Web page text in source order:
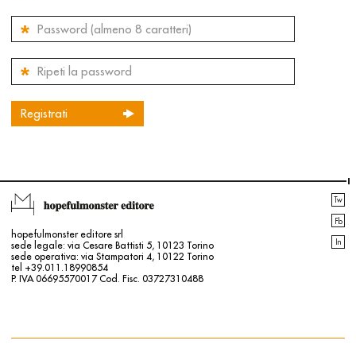
hopefulmonster editore srl
sede legale: via Cesare Battisti 5, 10123 Torino
sede operativa: via Stampatori 4, 10122 Torino
tel +39.011.18990854
P. IVA 06695570017 Cod. Fisc. 03727310488
Tw
Fb
In